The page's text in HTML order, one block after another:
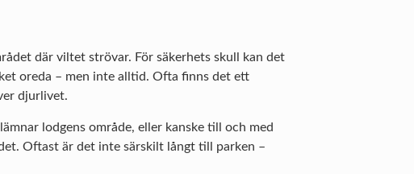
där viltet strövar. För säkerhets skull kan det
oreda – men inte alltid. Ofta finns det ett
djurlivet.
lodgens område, eller kanske till och med
Oftast är det inte särskilt långt till parken –